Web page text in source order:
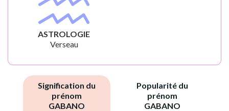
ASTROLOGIE
Verseau
Signification du
prénom
GABANO
Popularité du
prénom
GABANO